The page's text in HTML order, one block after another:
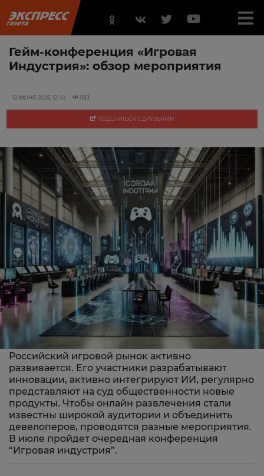
Гейм-конференция «Игровая
Индустрия»: обзор мероприятия
12 ИЮНЯ 2026, 12:40 1183
ПОДЕЛИТЬСЯ С ДРУЗЬЯМИ
Российский игровой рынок активно
развивается. Его участники разрабатывают
инновации, активно интегрируют ИИ, регулярно
представляют на суд общественности новые
продукты. Чтобы онлайн развлечения стали
известны широкой аудитории и объединить
девелоперов, проводятся разные мероприятия.
В июле пройдет очередная конференция
“Игровая индустрия”.